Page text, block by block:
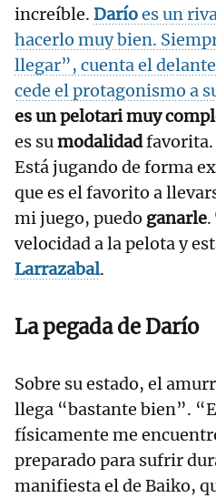
increíble. Daríoes un
hacerlo muy bien.
llegar”, cuenta el
cede el protagonismo a
es un pelotari muy
es sumodalidadfavorita.
Está jugando de forma
que es el favorito a
mi juego, puedo ganarle.
velocidad a la pelota y
Larrazabal.
La pegada de Darío
Sobre su estado, el
llega “bastante bien”.
físicamente me
preparado para sufrir
manifiesta el de Baiko,